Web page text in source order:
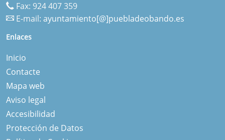
Fax: 924 407 359
E-mail: ayuntamiento[@]puebladeobando.es
Enlaces
Inicio
Contacte
Mapa web
Aviso legal
Accesibilidad
Protección de Datos